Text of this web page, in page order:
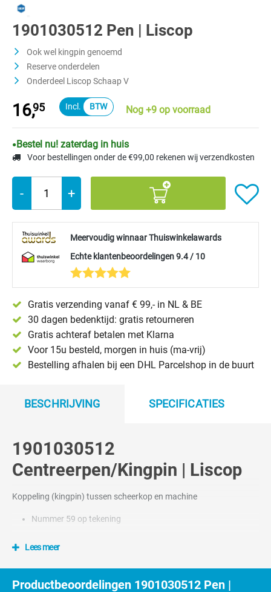
1901030512 Pen | Liscop
Ook wel kingpin genoemd
Reserve onderdelen
Onderdeel Liscop Schaap V
16,95 Nog +9 op voorraad
Bestel nu! zaterdag in huis
Voor bestellingen onder de €99,00 rekenen wij verzendkosten
- +
Meervoudig winnaar Thuiswinkelawards
Echte klantenbeoordelingen 9.4 / 10
Gratis verzending vanaf € 99,- in NL & BE
30 dagen bedenktijd: gratis retourneren
Gratis achteraf betalen met Klarna
Voor 15u besteld, morgen in huis (ma-vrij)
Bestelling afhalen bij een DHL Parcelshop in de buurt
BESCHRIJVING SPECIFICATIES
1901030512
Centreerpen/Kingpin | Liscop
Koppeling (kingpin) tussen scheerkop en machine
Nummer 59 op tekening
Lees meer
Productbeoordelingen 1901030512 Pen |